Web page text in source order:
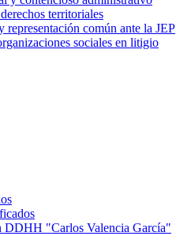
territoriales
representación común ante la JEP
sociales en litigio
DDHH "Carlos Valencia García"